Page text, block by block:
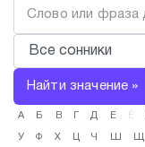
Найти значение »
А Б В Д Е Ё
У Ф Х Ц Ч Ш Щ